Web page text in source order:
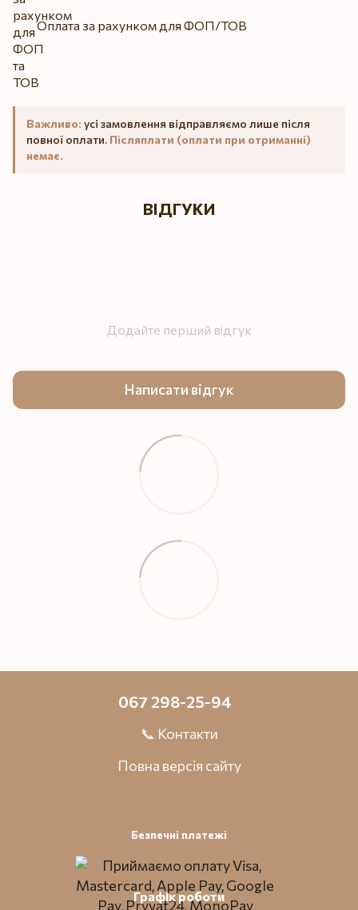
Оплата за рахунком для ФОП/ТОВ
Важливо: усі замовлення відправляємо лише після
повної оплати. Післяплати (оплати при отриманні)
немає.
ВІДГУКИ
Додайте перший відгук
Написати відгук
067 298-25-94
📞 Контакти
Повна версія сайту
Безпечні платежі
Графік роботи